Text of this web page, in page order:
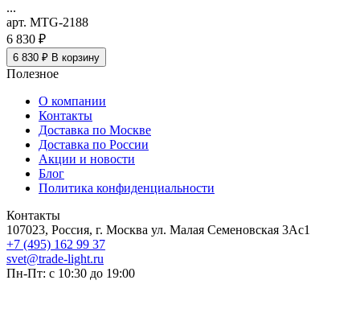
...
арт. MTG-2188
6 830 ₽
6 830 ₽ В корзину
Полезное
О компании
Контакты
Доставка по Москве
Доставка по России
Акции и новости
Блог
Политика конфиденциальности
Контакты
107023, Россия, г. Москва ул. Малая Семеновская 3Ас1
+7 (495) 162 99 37
svet@trade-light.ru
Пн-Пт: с 10:30 до 19:00